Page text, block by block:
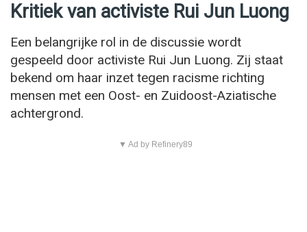
Kritiek van activiste Rui Jun Luong
Een belangrijke rol in de discussie wordt
gespeeld door activiste Rui Jun Luong. Zij staat
bekend om haar inzet tegen racisme richting
mensen met een Oost- en Zuidoost-Aziatische
achtergrond.
▼ Ad by Refinery89